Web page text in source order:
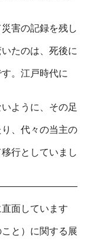
害の記録を残し
たのは、死後に
。江戸時代に
ように、その足
、代々の当主の
行としていまし
面しています
と）に関する展